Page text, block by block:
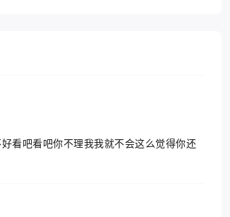
看吧看吧你不理我我就不会这么觉得你还